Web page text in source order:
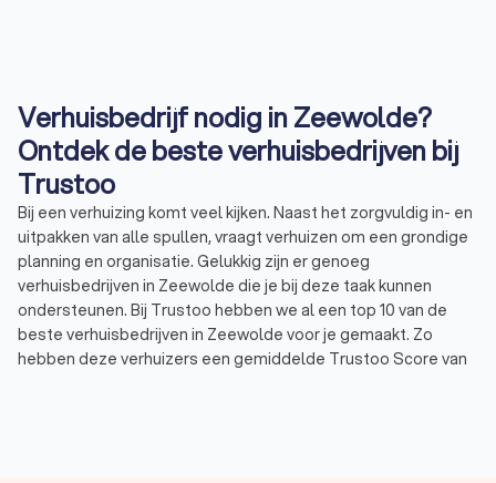
Verhuisbedrijf nodig in Zeewolde?
Ontdek de beste verhuisbedrijven bij
Trustoo
Bij een verhuizing komt veel kijken. Naast het zorgvuldig in- en
uitpakken van alle spullen, vraagt verhuizen om een grondige
planning en organisatie. Gelukkig zijn er genoeg
verhuisbedrijven in Zeewolde die je bij deze taak kunnen
ondersteunen. Bij Trustoo hebben we al een top 10 van de
beste verhuisbedrijven in Zeewolde voor je gemaakt. Zo
hebben deze verhuizers een gemiddelde Trustoo Score van